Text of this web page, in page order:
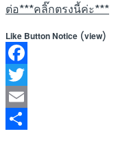
ต่อ***คลิ๊กตรงนี้ค่ะ***
Like Button Notice (view)
Facebook
Twitter
Email